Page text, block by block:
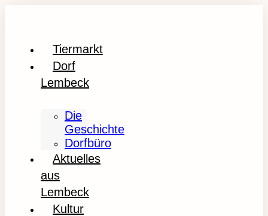
Tiermarkt
Dorf
Lembeck
Die
Geschichte
Dorfbüro
Aktuelles
aus
Lembeck
Kultur